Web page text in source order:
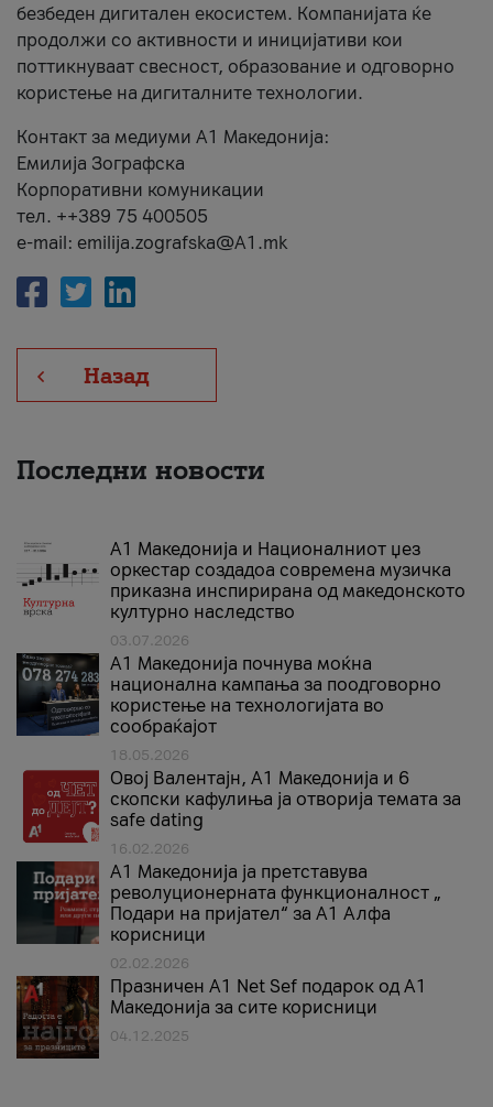
безбеден дигитален екосистем. Компанијата ќе
продолжи со активности и иницијативи кои
поттикнуваат свесност, образование и одговорно
користење на дигиталните технологии.
Контакт за медиуми А1 Македонија:
Емилија Зографска
Корпоративни комуникации
тел. ++389 75 400505
e-mail: emilija.zografska@A1.mk
Назад
Последни новости
А1 Македонија и Националниот џез
оркестар создадоа современа музичка
приказна инспирирана од македонското
културно наследство
03.07.2026
A1 Македонија почнува моќна
национална кампања за поодговорно
користење на технологијата во
сообраќајот
18.05.2026
Овој Валентајн, A1 Македонија и 6
скопски кафулиња ја отворија темата за
safe dating
16.02.2026
А1 Македонија ја претставува
револуционерната функционалност „
Подари на пријател“ за А1 Алфа
корисници
02.02.2026
Празничен A1 Net Sеf подарок од А1
Македонија за сите корисници
04.12.2025